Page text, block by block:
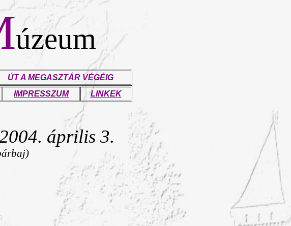
úzeum
ÚT A MEGASZTÁR VÉGÉIG
IMPRESSZUM LINKEK
április 3.